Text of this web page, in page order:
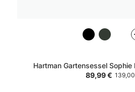
Hartman Gartensessel
89,99 €